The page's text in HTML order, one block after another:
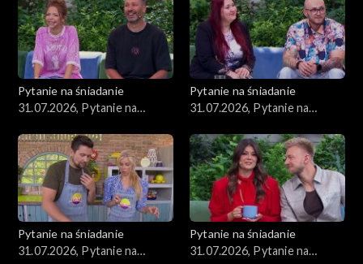
Pytanie na śniadanie
31.07.2026, Pytanie na
Pytanie na śniadanie
31.07.2026, Pytanie na
Pytanie na śniadanie
31.07.2026, Pytanie na
Pytanie na śniadanie
31.07.2026, Pytanie na